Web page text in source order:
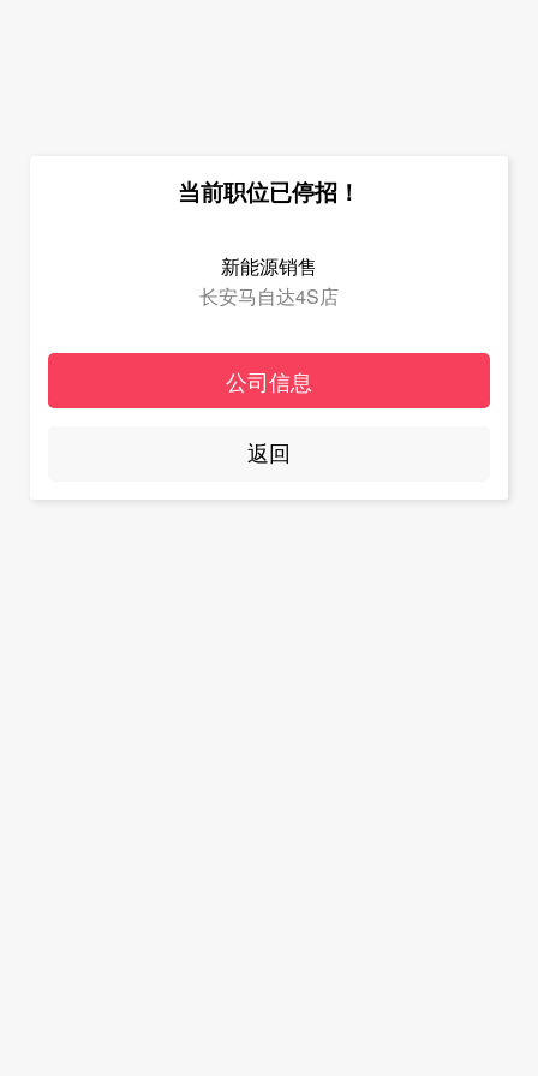
当前职位已停招！
新能源销售
长安马自达4S店
公司信息
返回